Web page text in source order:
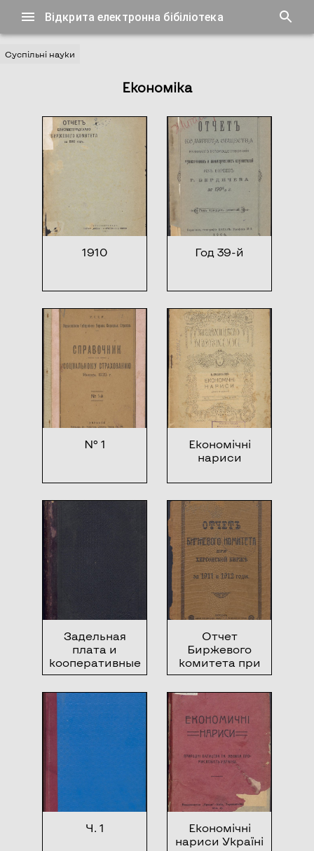
Відкрита електронна бібіліотека
Суспільні науки
Економіка
1910 Год 39-й
№ 1
Економічні
нариси
Задельная
плата и
кооперативные
ассоциации
Отчет
Биржевого
комитета при
Херсонской
бирже за 1911 и
1912 годы
Ч. 1
Економічні
нариси Україні